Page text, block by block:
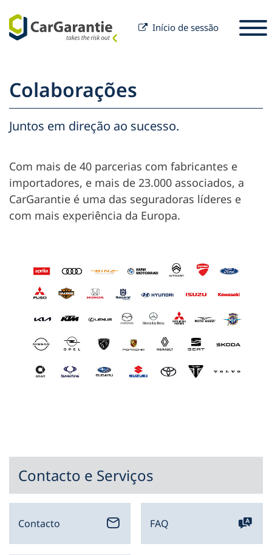
Início de sessão
Sócio
Proprietário do veículo
Serviço e Apoio
Parceiros
Empresa
Colaborações
Juntos em direção ao sucesso.
Com mais de 40 parcerias com fabricantes e
importadores, e mais de 23.000 associados, a
CarGarantie é uma das seguradoras líderes e
com mais experiência da Europa.
Contacto e Serviços
Contacto FAQ